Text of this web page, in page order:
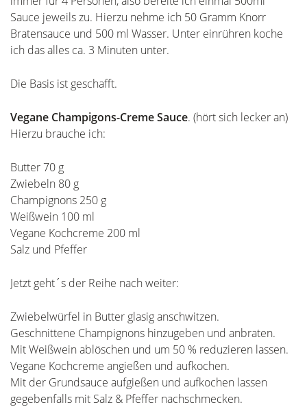
Sauce jeweils zu. Hierzu nehme ich 50 Gramm Knorr
Bratensauce und 500 ml Wasser. Unter einrühren koche
ich das alles ca. 3 Minuten unter.
Die Basis ist geschafft.
Vegane Champigons-Creme Sauce. (hört sich lecker an)
Hierzu brauche ich:
Butter 70 g
Zwiebeln 80 g
Champignons 250 g
Weißwein 100 ml
Vegane Kochcreme 200 ml
Salz und Pfeffer
Jetzt geht´s der Reihe nach weiter:
Zwiebelwürfel in Butter glasig anschwitzen.
Geschnittene Champignons hinzugeben und anbraten.
Mit Weißwein ablöschen und um 50 % reduzieren lassen.
Vegane Kochcreme angießen und aufkochen.
Mit der Grundsauce aufgießen und aufkochen lassen
gegebenfalls mit Salz & Pfeffer nachschmecken.